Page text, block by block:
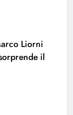
Liorni
il